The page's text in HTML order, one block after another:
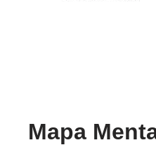
Mapa